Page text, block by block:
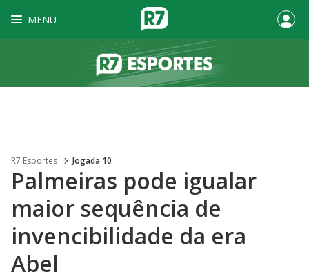
MENU
R7 Esportes Jogada 10
Palmeiras pode igualar
maior sequência de
invencibilidade da era
Abel